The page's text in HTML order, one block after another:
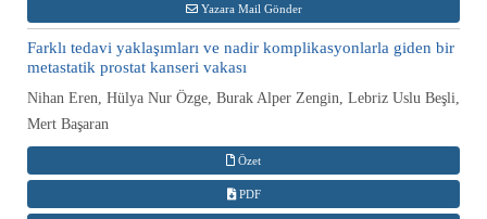
Yazara Mail Gönder
Farklı tedavi yaklaşımları ve nadir komplikasyonlarla giden bir
metastatik prostat kanseri vakası
Nihan Eren, Hülya Nur Özge, Burak Alper Zengin, Lebriz Uslu Beşli,
Mert Başaran
Özet
PDF